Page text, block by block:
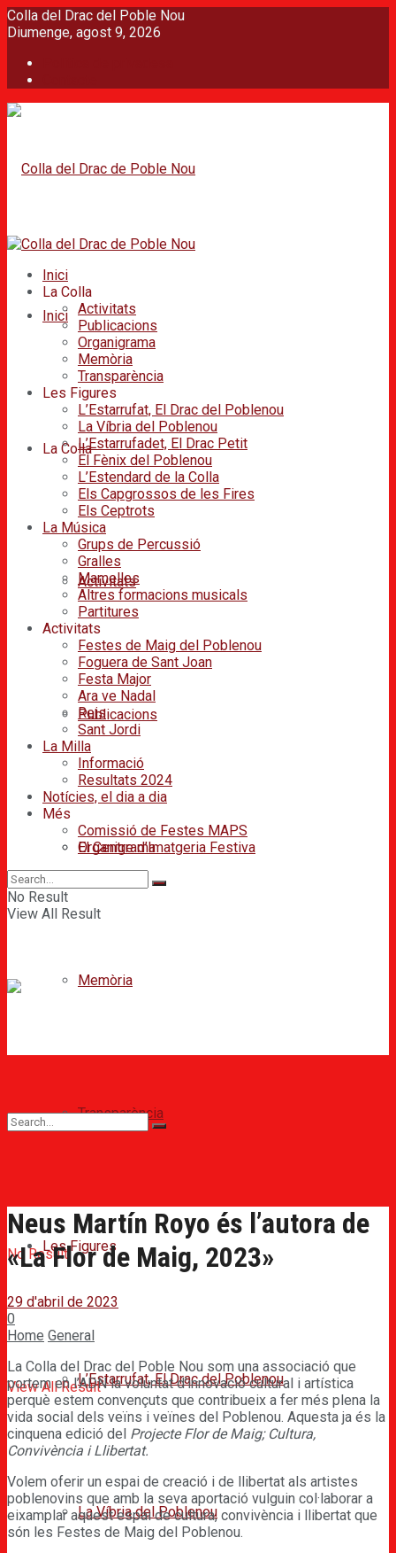
Colla del Drac del Poble Nou
Diumenge, agost 9, 2026
Inici
La Colla
Activitats
Publicacions
Organigrama
Memòria
Transparència
Les Figures
L’Estarrufat, El Drac del Poblenou
La Víbria del Poblenou
Inici
La Colla
Activitats
Publicacions
Organigrama
Memòria
Transparència
Les Figures
L’Estarrufat, El Drac del Poblenou
La Víbria del Poblenou
L’Estarrufadet, El Drac Petit
El Fènix del Poblenou
L’Estendard de la Colla
Els Capgrossos de les Fires
Els Ceptrots
La Música
Grups de Percussió
Gralles
Mamelles
Altres formacions musicals
Partitures
Activitats
Festes de Maig del Poblenou
Foguera de Sant Joan
Festa Major
Ara ve Nadal
Reis
Sant Jordi
La Milla
Informació
Resultats 2024
Notícies, el dia a dia
Més
Comissió de Festes MAPS
El Centre d’Imatgeria Festiva
No Result
View All Result
No Result
View All Result
Neus Martín Royo és l’autora de
«La Flor de Maig, 2023»
29 d'abril de 2023
0
Home General
La Colla del Drac del Poble Nou som una associació que
portem en l’ADN la voluntat d’innovació cultural i artística
perquè estem convençuts que contribueix a fer més plena la
vida social dels veïns i veïnes del Poblenou. Aquesta ja és la
cinquena edició del Projecte Flor de Maig; Cultura,
Convivència i Llibertat.
Volem oferir un espai de creació i de llibertat als artistes
poblenovins que amb la seva aportació vulguin col·laborar a
eixamplar aquest espai de cultura, convivència i llibertat que
són les Festes de Maig del Poblenou.